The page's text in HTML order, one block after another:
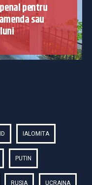
pentru
sau
IALOMITA
PUTIN
RUSIA UCRAINA